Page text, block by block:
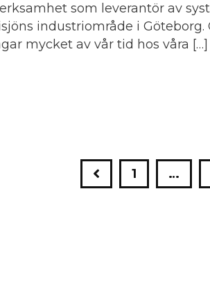
som leverantör av
industriområde i
mycket av vår tid hos våra […]
1 …